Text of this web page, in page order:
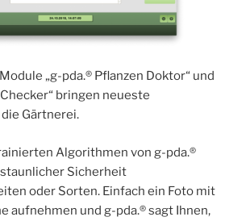
„g-pda.® Pflanzen Doktor“ und
bringen neueste
Gärtnerei.
Algorithmen von g-pda.®
Sicherheit
oder Sorten. Einfach ein Foto mit
aufnehmen und g-pda.® sagt Ihnen,